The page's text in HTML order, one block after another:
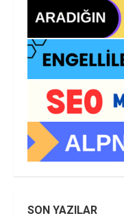
SON YAZILAR